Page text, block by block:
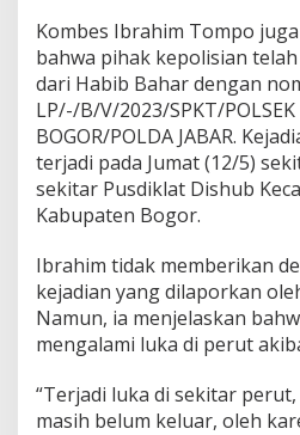
Kombes Ibrahim Tompo
bahwa pihak kepolisian
dari Habib Bahar dengan
LP/-/B/V/2023/SPKT/POLSEK
BOGOR/POLDA JABAR.
terjadi pada Jumat (12/5)
sekitar Pusdiklat Dishub
Kabupaten Bogor.
Ibrahim tidak memberikan
kejadian yang dilaporkan
Namun, ia menjelaskan
mengalami luka di perut
“Terjadi luka di sekitar
masih belum keluar, oleh